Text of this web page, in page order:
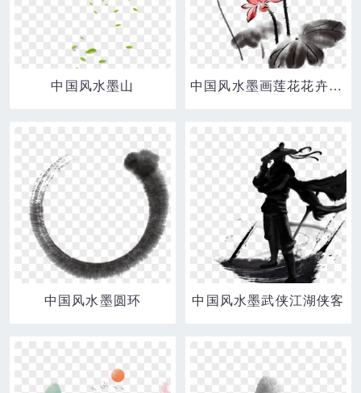
中国风水墨山 中国风水墨画莲花花卉元素
中国风水墨圆环 中国风水墨武侠江湖侠客